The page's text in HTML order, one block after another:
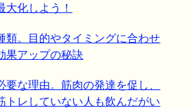
大化しよう！
類。目的やタイミングに合わせ
果アップの秘訣
要な理由。筋肉の発達を促し、
トレしていない人も飲んだがい